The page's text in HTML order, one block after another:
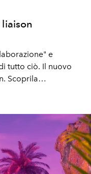
e
tutto ciò. Il nuovo
Scoprila